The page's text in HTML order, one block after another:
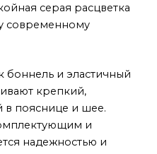
серая расцветка
современному
и эластичный
крепкий,
в пояснице и шее.
и
надежностью и